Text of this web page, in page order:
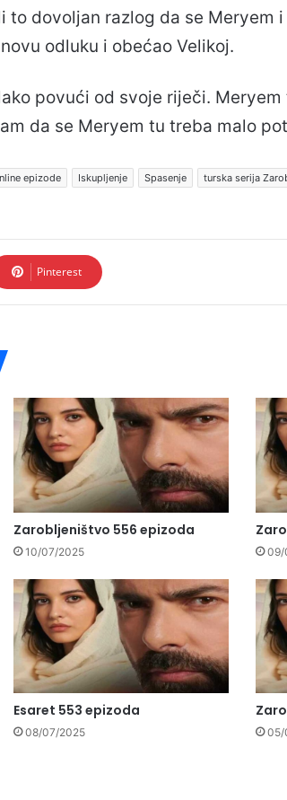
to dovoljan razlog da se Meryem i
odluku i obećao Velikoj.
povući od svoje riječi.
da se Meryem tu treba malo
epizode Iskupljenje Spasenje turska serija
Pinterest
Zarobljeništvo 556 epizoda
10/07/2025 09/
Esaret 553 epizoda
08/07/2025 05/